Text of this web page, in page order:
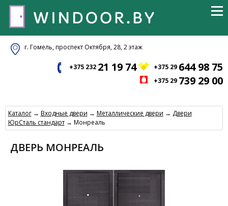
г. Гомель, проспект Октября, 28, 2 этаж
+375 232 21 19 74 +375 29 644 98 75
+375 29 739 29 00
Каталог→ Входные двери → Металлические двери → Двери
ЮрСталь стандарт→ Монреаль
ДВЕРЬ МОНРЕАЛЬ